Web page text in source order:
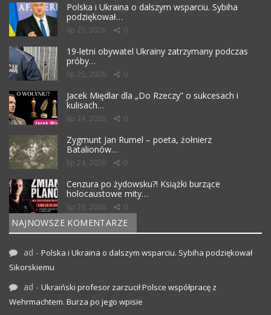
Polska i Ukraina o dalszym wsparciu. Sybiha
podziękował…
lip 25, 2026 0
19-letni obywatel Ukrainy zatrzymany podczas
próby…
lip 25, 2026 0
Jacek Międlar dla „Do Rzeczy” o sukcesach i
kulisach…
lip 24, 2026 0
Zygmunt Jan Rumel – poeta, żołnierz
Batalionów…
lip 24, 2026 0
Cenzura po żydowsku?! Książki burzące
holocaustowe mity…
lip 23, 2026 0
NAJNOWSZE KOMENTARZE
ad - Polska i Ukraina o dalszym wsparciu. Sybiha podziękował
Sikorskiemu
ad - Ukraiński profesor zarzucił Polsce współpracę z
Wehrmachtem. Burza po jego wpisie